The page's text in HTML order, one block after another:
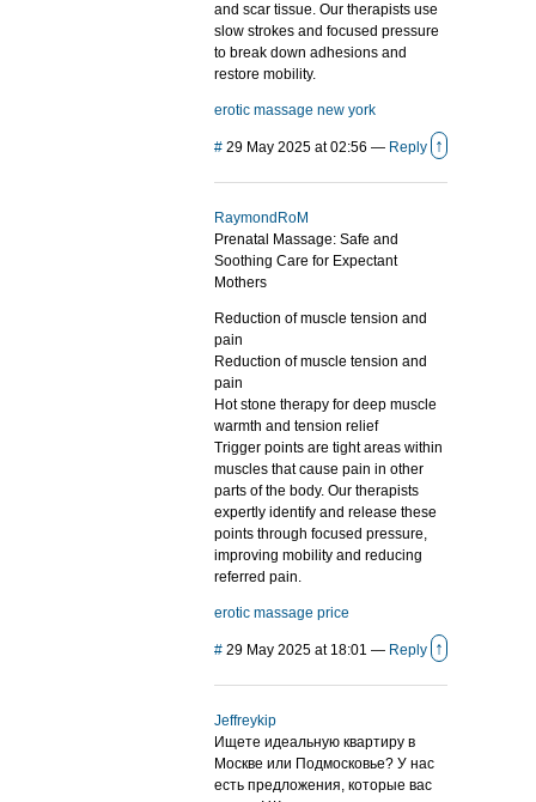
and scar tissue. Our therapists use
slow strokes and focused pressure
to break down adhesions and
restore mobility.
erotic massage new york
# 29 May 2025 at 02:56 — Reply ↑
RaymondRoM
Prenatal Massage: Safe and
Soothing Care for Expectant
Mothers
Reduction of muscle tension and
pain
Reduction of muscle tension and
pain
Hot stone therapy for deep muscle
warmth and tension relief
Trigger points are tight areas within
muscles that cause pain in other
parts of the body. Our therapists
expertly identify and release these
points through focused pressure,
improving mobility and reducing
referred pain.
erotic massage price
# 29 May 2025 at 18:01 — Reply ↑
Jeffreykip
Ищете идеальную квартиру в
Москве или Подмосковье? У нас
есть предложения, которые вас